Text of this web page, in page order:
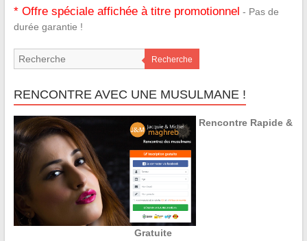
* Offre spéciale affichée à titre promotionnel - Pas de
durée garantie !
Recherche
RENCONTRE AVEC UNE MUSULMANE !
Rencontre Rapide &
Gratuite